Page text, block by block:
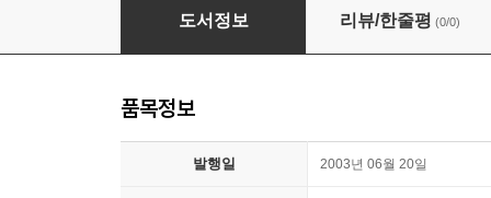
한국의 자본주의 발전과 사회변동
도서정보 리뷰/한줄평 (0/0)
품목정보
발행일 2003년 06월 20일